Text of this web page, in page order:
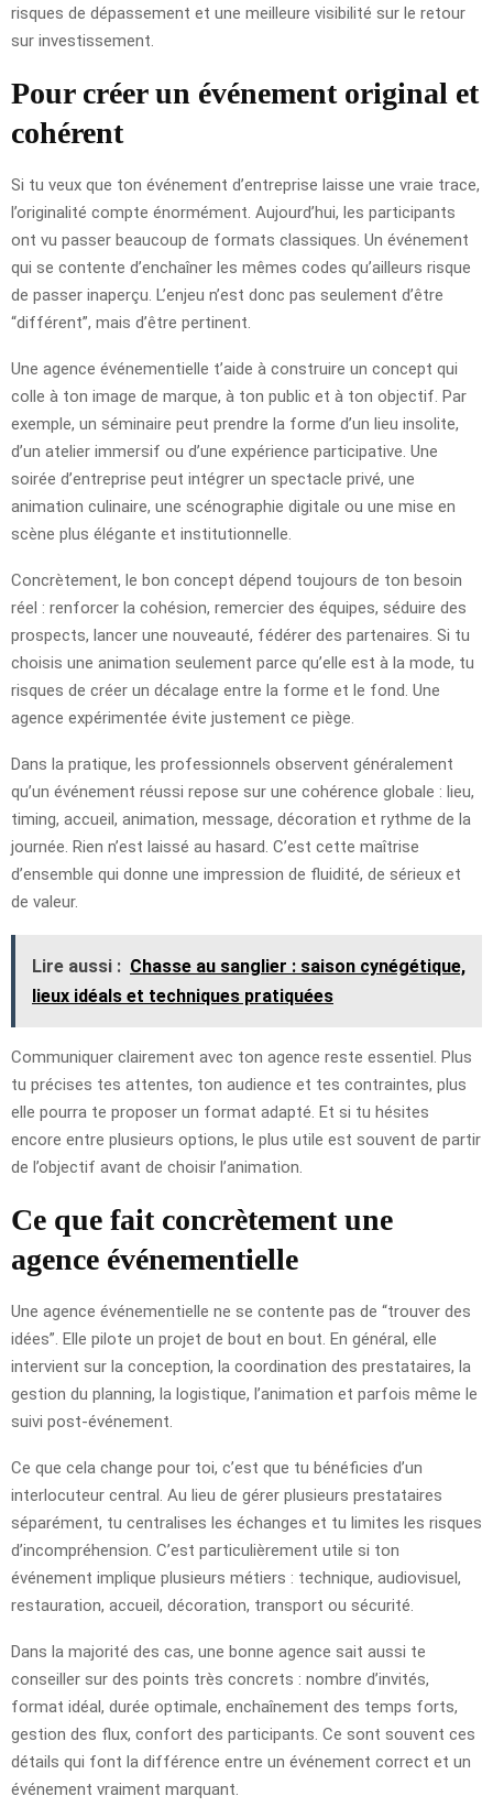
risques de dépassement et une meilleure visibilité sur le retour
sur investissement.
Pour créer un événement original et
cohérent
Si tu veux que ton événement d’entreprise laisse une vraie trace,
l’originalité compte énormément. Aujourd’hui, les participants
ont vu passer beaucoup de formats classiques. Un événement
qui se contente d’enchaîner les mêmes codes qu’ailleurs risque
de passer inaperçu. L’enjeu n’est donc pas seulement d’être
“différent”, mais d’être pertinent.
Une agence événementielle t’aide à construire un concept qui
colle à ton image de marque, à ton public et à ton objectif. Par
exemple, un séminaire peut prendre la forme d’un lieu insolite,
d’un atelier immersif ou d’une expérience participative. Une
soirée d’entreprise peut intégrer un spectacle privé, une
animation culinaire, une scénographie digitale ou une mise en
scène plus élégante et institutionnelle.
Concrètement, le bon concept dépend toujours de ton besoin
réel : renforcer la cohésion, remercier des équipes, séduire des
prospects, lancer une nouveauté, fédérer des partenaires. Si tu
choisis une animation seulement parce qu’elle est à la mode, tu
risques de créer un décalage entre la forme et le fond. Une
agence expérimentée évite justement ce piège.
Dans la pratique, les professionnels observent généralement
qu’un événement réussi repose sur une cohérence globale : lieu,
timing, accueil, animation, message, décoration et rythme de la
journée. Rien n’est laissé au hasard. C’est cette maîtrise
d’ensemble qui donne une impression de fluidité, de sérieux et
de valeur.
Lire aussi : Chasse au sanglier : saison cynégétique,
lieux idéals et techniques pratiquées
Communiquer clairement avec ton agence reste essentiel. Plus
tu précises tes attentes, ton audience et tes contraintes, plus
elle pourra te proposer un format adapté. Et si tu hésites
encore entre plusieurs options, le plus utile est souvent de partir
de l’objectif avant de choisir l’animation.
Ce que fait concrètement une
agence événementielle
Une agence événementielle ne se contente pas de “trouver des
idées”. Elle pilote un projet de bout en bout. En général, elle
intervient sur la conception, la coordination des prestataires, la
gestion du planning, la logistique, l’animation et parfois même le
suivi post-événement.
Ce que cela change pour toi, c’est que tu bénéficies d’un
interlocuteur central. Au lieu de gérer plusieurs prestataires
séparément, tu centralises les échanges et tu limites les risques
d’incompréhension. C’est particulièrement utile si ton
événement implique plusieurs métiers : technique, audiovisuel,
restauration, accueil, décoration, transport ou sécurité.
Dans la majorité des cas, une bonne agence sait aussi te
conseiller sur des points très concrets : nombre d’invités,
format idéal, durée optimale, enchaînement des temps forts,
gestion des flux, confort des participants. Ce sont souvent ces
détails qui font la différence entre un événement correct et un
événement vraiment marquant.